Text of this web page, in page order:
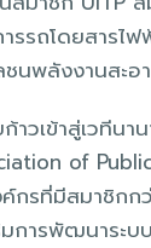
รรถโดยสารไ
นพลังงานสะอ
เข้าสู่เวทีนา
of
ค์กรที่มีสมาชิก
การพัฒนาระบ